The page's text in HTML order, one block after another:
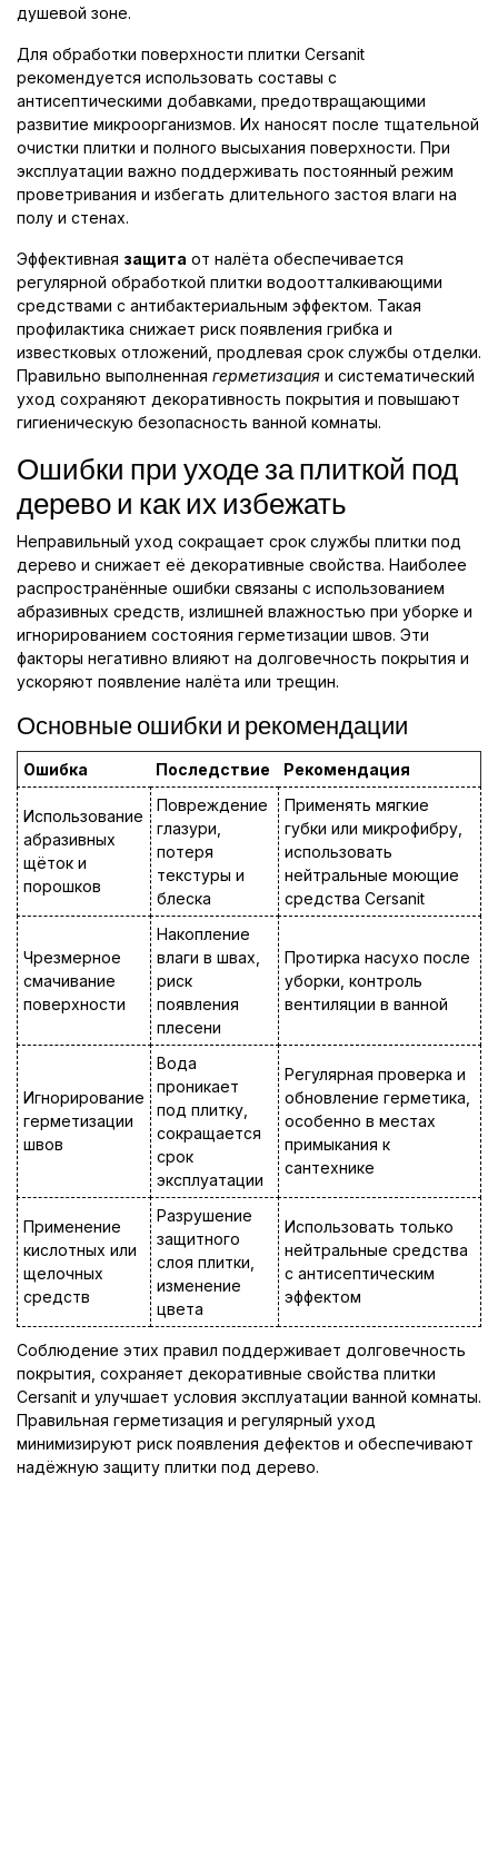
душевой зоне.
Для обработки поверхности плитки Cersanit
рекомендуется использовать составы с
антисептическими добавками, предотвращающими
развитие микроорганизмов. Их наносят после тщательной
очистки плитки и полного высыхания поверхности. При
эксплуатации важно поддерживать постоянный режим
проветривания и избегать длительного застоя влаги на
полу и стенах.
Эффективная защита от налёта обеспечивается
регулярной обработкой плитки водоотталкивающими
средствами с антибактериальным эффектом. Такая
профилактика снижает риск появления грибка и
известковых отложений, продлевая срок службы отделки.
Правильно выполненная герметизация и систематический
уход сохраняют декоративность покрытия и повышают
гигиеническую безопасность ванной комнаты.
Ошибки при уходе за плиткой под
дерево и как их избежать
Неправильный уход сокращает срок службы плитки под
дерево и снижает её декоративные свойства. Наиболее
распространённые ошибки связаны с использованием
абразивных средств, излишней влажностью при уборке и
игнорированием состояния герметизации швов. Эти
факторы негативно влияют на долговечность покрытия и
ускоряют появление налёта или трещин.
Основные ошибки и рекомендации
Ошибка Последствие Рекомендация
Использование
абразивных
щёток и
порошков
Повреждение
глазури,
потеря
текстуры и
блеска
Применять мягкие
губки или микрофибру,
использовать
нейтральные моющие
средства Cersanit
Чрезмерное
смачивание
поверхности
Накопление
влаги в швах,
риск
появления
плесени
Протирка насухо после
уборки, контроль
вентиляции в ванной
Игнорирование
герметизации
швов
Вода
проникает
под плитку,
сокращается
срок
эксплуатации
Регулярная проверка и
обновление герметика,
особенно в местах
примыкания к
сантехнике
Применение
кислотных или
щелочных
средств
Разрушение
защитного
слоя плитки,
изменение
цвета
Использовать только
нейтральные средства
с антисептическим
эффектом
Соблюдение этих правил поддерживает долговечность
покрытия, сохраняет декоративные свойства плитки
Cersanit и улучшает условия эксплуатации ванной комнаты.
Правильная герметизация и регулярный уход
минимизируют риск появления дефектов и обеспечивают
надёжную защиту плитки под дерево.